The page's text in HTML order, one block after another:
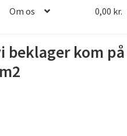
Om os 0,00 kr.
kom på